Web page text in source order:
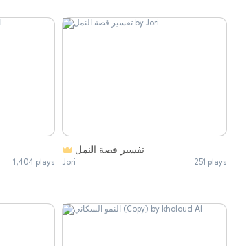
1,404 plays
تفسير قصة النمل
Jori 251 plays